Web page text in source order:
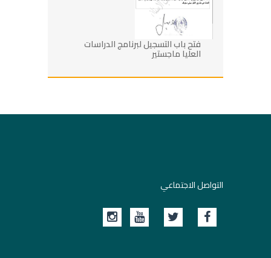
فتح باب التسجيل لبرنامج الدراسات
العليا ماجستير
التواصل الاجتماعي